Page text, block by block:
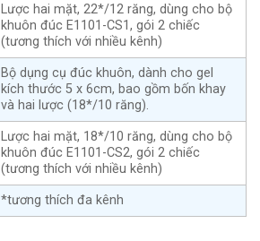
Lược hai mặt, 22*/12 răng, dùng cho bộ
khuôn đúc E1101-CS1, gói 2 chiếc
(tương thích với nhiều kênh)
Bộ dụng cụ đúc khuôn, dành cho gel
kích thước 5 x 6cm, bao gồm bốn khay
và hai lược (18*/10 răng).
Lược hai mặt, 18*/10 răng, dùng cho bộ
khuôn đúc E1101-CS2, gói 2 chiếc
(tương thích với nhiều kênh)
*tương thích đa kênh